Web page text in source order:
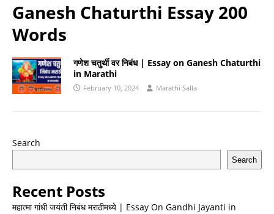
Ganesh Chaturthi Essay 200
Words
गणेश चतुर्थी वर निबंध | Essay on Ganesh Chaturthi
in Marathi
February 10, 2024 Marathi Salla
Search
Search
Recent Posts
महात्मा गांधी जयंती निबंध मराठीमध्ये | Essay On Gandhi Jayanti in